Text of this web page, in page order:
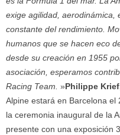
exige agilidad, aerodinámica,
constante del rendimiento.
humanos que se hacen eco
desde su creación en 1955
asociación, esperamos
Racing Team. »Philippe
Alpine estará en Barcelona
la ceremonia inaugural de la
presente con una exposición